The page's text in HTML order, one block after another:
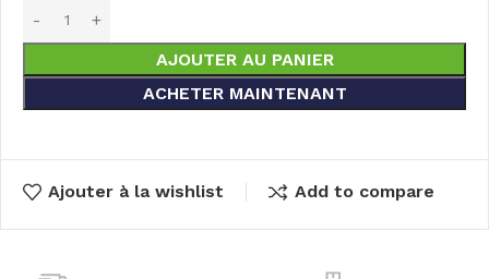
AJOUTER AU PANIER
ACHETER MAINTENANT
Ajouter à la wishlist Add to compare